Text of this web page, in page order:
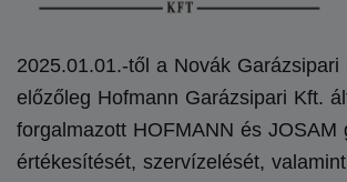
2025.01.01.-től a Novák Garázsipari
előzőleg Hofmann Garázsipari Kft.
forgalmazott HOFMANN és JOSAM
értékesítését, szervízelését,